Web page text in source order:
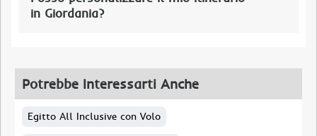
in Giordania?
Potrebbe Interessarti Anche
Egitto All Inclusive con Volo